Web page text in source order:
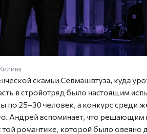
скамьи Севмашвтуза, куда
в стройотряд было настоящим
по 25–30 человек, а конкурс среди
Андрей вспоминает, что решающим
той романтике, которой было овеяно